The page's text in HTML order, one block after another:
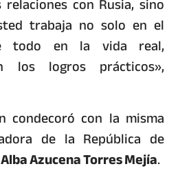
trabaja no solo en el
todo en la vida real,
los logros prácticos»,
condecoró con la misma
de la República de
Alba Azucena Torres Mejía.